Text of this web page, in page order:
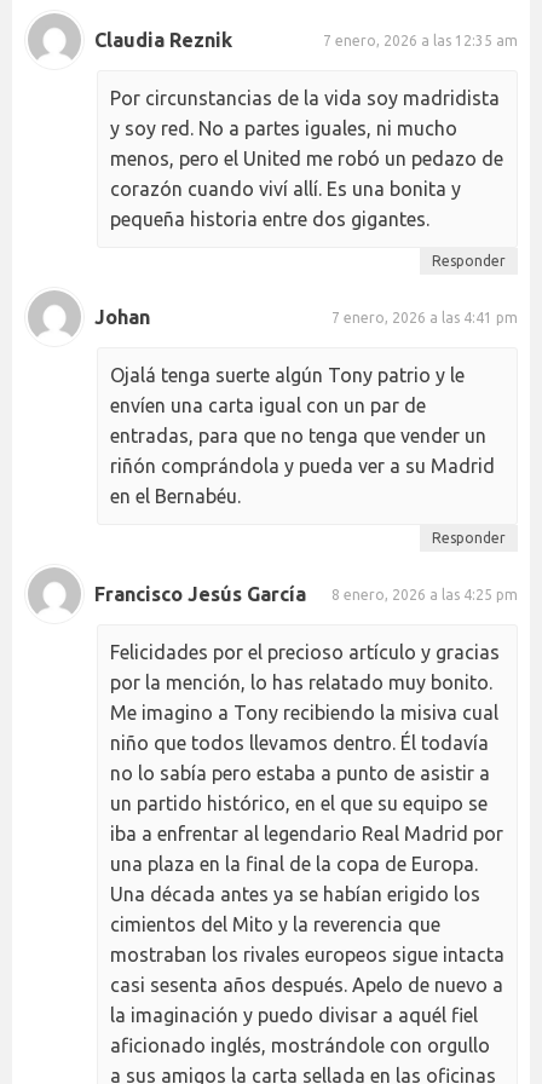
Claudia Reznik 7 enero, 2026 a las 12:35 am
Por circunstancias de la vida soy madridista
y soy red. No a partes iguales, ni mucho
menos, pero el United me robó un pedazo de
corazón cuando viví allí. Es una bonita y
pequeña historia entre dos gigantes.
Responder
Johan 7 enero, 2026 a las 4:41 pm
Ojalá tenga suerte algún Tony patrio y le
envíen una carta igual con un par de
entradas, para que no tenga que vender un
riñón comprándola y pueda ver a su Madrid
en el Bernabéu.
Responder
Francisco Jesús García 8 enero, 2026 a las 4:25 pm
Felicidades por el precioso artículo y gracias
por la mención, lo has relatado muy bonito.
Me imagino a Tony recibiendo la misiva cual
niño que todos llevamos dentro. Él todavía
no lo sabía pero estaba a punto de asistir a
un partido histórico, en el que su equipo se
iba a enfrentar al legendario Real Madrid por
una plaza en la final de la copa de Europa.
Una década antes ya se habían erigido los
cimientos del Mito y la reverencia que
mostraban los rivales europeos sigue intacta
casi sesenta años después. Apelo de nuevo a
la imaginación y puedo divisar a aquél fiel
aficionado inglés, mostrándole con orgullo
a sus amigos la carta sellada en las oficinas